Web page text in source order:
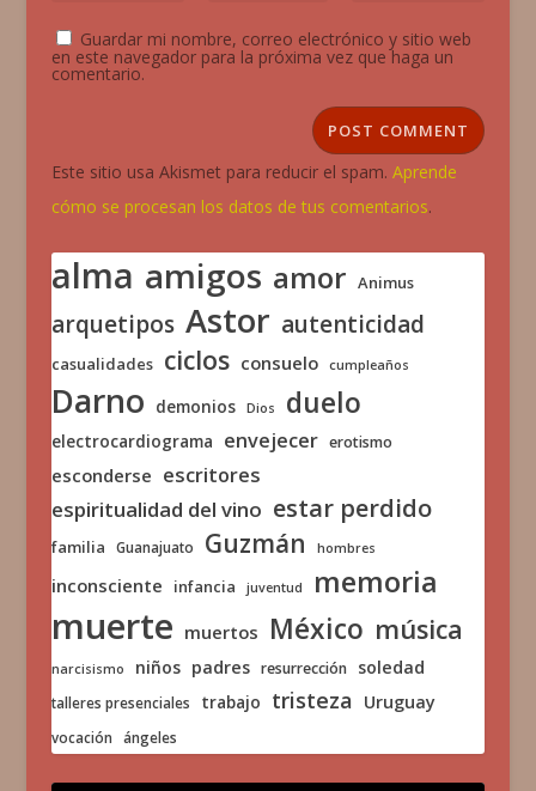
Guardar mi nombre, correo electrónico y sitio web
en este navegador para la próxima vez que haga un
comentario.
Este sitio usa Akismet para reducir el spam. Aprende
cómo se procesan los datos de tus comentarios.
alma amigos amor Animus
arquetipos Astor autenticidad
casualidades ciclos consuelo cumpleaños
Darno demonios Dios duelo
electrocardiograma envejecer erotismo
esconderse escritores
espiritualidad del vino estar perdido
familia Guanajuato Guzmán hombres
inconsciente infancia juventud memoria
muerte muertos México música
narcisismo niños padres resurrección soledad
talleres presenciales trabajo tristeza Uruguay
vocación ángeles